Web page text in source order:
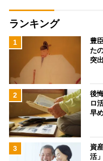
ランキング
1
豊
た
突
2
後
ロ
早
3
資
活